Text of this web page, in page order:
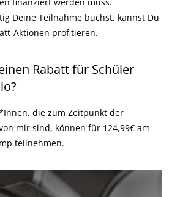
Deine Teilnahme buchst, kannst Du
Aktionen profitieren.
Rabatt für Schüler
die zum Zeitpunkt der
mir sind, können für 124,99€ am
teilnehmen.